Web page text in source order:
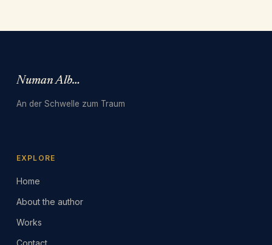
Numan Albarbari
An der Schwelle zum Traum
EXPLORE
Home
About the author
Works